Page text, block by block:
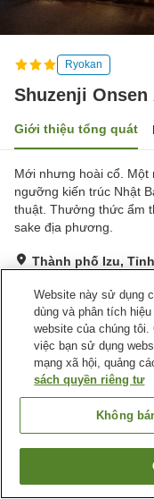
Ryokan
Shuzenji
Giới thiệu tổng quát
Mới nhưng hoài cổ. Một
ngưỡng kiến trúc Nhật
thuật. Thưởng thức ẩm
sake địa phương.
Thành phố Izu,
Tuyệt vời Đánh
Tiện nghi chỗ nghỉ
Bãi đỗ xe
Trang chủ Nhật Bản
Shuzenji Onsen Akari et
Website này sử dụng
dùng và phân tích
website của chúng
việc bạn sử dụng
mạng xã hội, quảng
sách quyền riêng tư
Không